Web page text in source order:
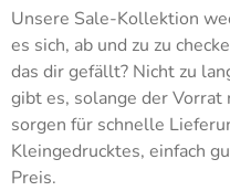
Unsere Sale-Kollektion
es sich, ab und zu zu
das dir gefällt? Nicht zu
gibt es, solange der
sorgen für schnelle
Kleingedrucktes, einfach
Preis.